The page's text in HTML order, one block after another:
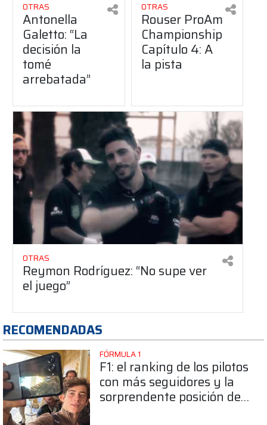
OTRAS
Antonella
Galetto: “La
decisión la
tomé
arrebatada”
OTRAS
Rouser ProAm
Championship
Capítulo 4: A
la pista
OTRAS
Reymon Rodríguez: “No supe ver
el juego”
RECOMENDADAS
FÓRMULA 1
F1: el ranking de los pilotos
con más seguidores y la
sorprendente posición de